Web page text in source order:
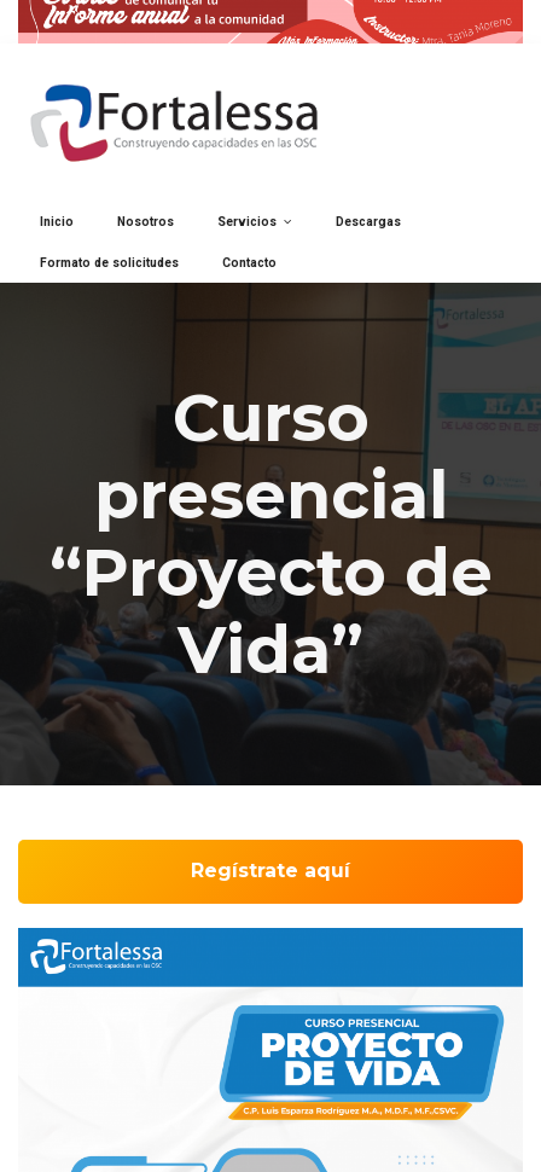
Inicio Nosotros Servicios Descargas
Formato de solicitudes Contacto
Curso
presencial
“Proyecto de
Vida”
Regístrate aquí